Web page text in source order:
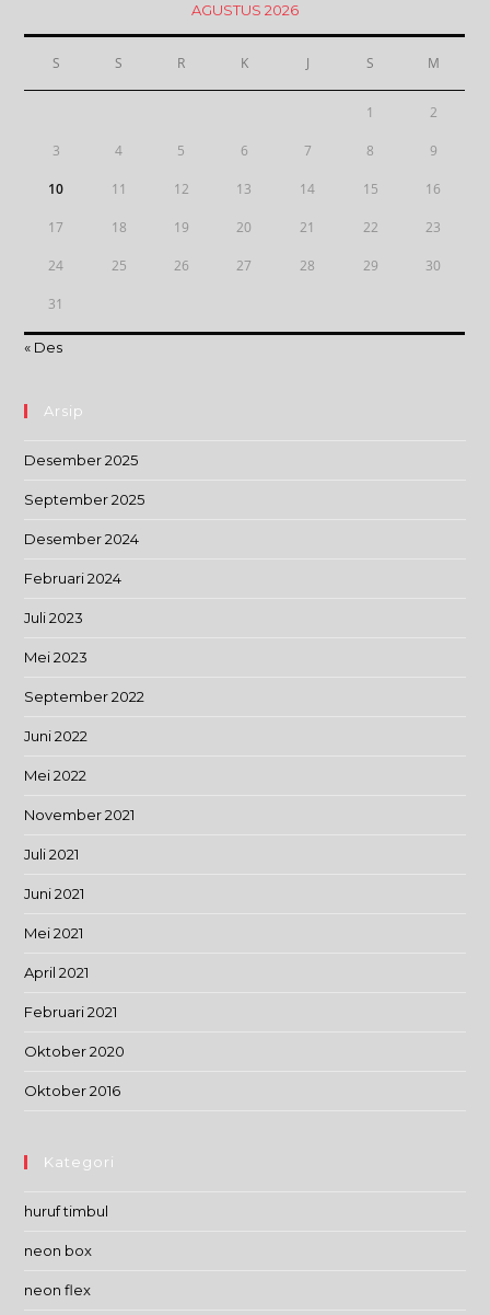
AGUSTUS 2026
S S R K J S M
1 2
3 4 5 6 7 8 9
10 11 12 13 14 15 16
17 18 19 20 21 22 23
24 25 26 27 28 29 30
31
« Des
Arsip
Desember 2025
September 2025
Desember 2024
Februari 2024
Juli 2023
Mei 2023
September 2022
Juni 2022
Mei 2022
November 2021
Juli 2021
Juni 2021
Mei 2021
April 2021
Februari 2021
Oktober 2020
Oktober 2016
Kategori
huruf timbul
neon box
neon flex